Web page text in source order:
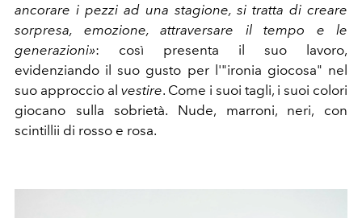
ancorare i pezzi ad una stagione, si tratta di creare
sorpresa, emozione, attraversare il tempo e le
generazioni»: così presenta il suo lavoro,
evidenziando il suo gusto per l'"ironia giocosa" nel
suo approccio al vestire. Come i suoi tagli, i suoi colori
giocano sulla sobrietà. Nude, marroni, neri, con
scintillii di rosso e rosa.